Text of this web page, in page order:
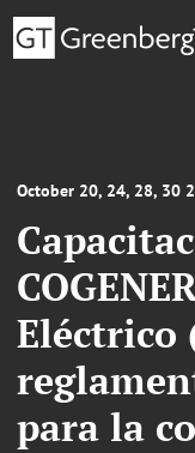
October 20, 24, 28, 30
Eléctrico
para la